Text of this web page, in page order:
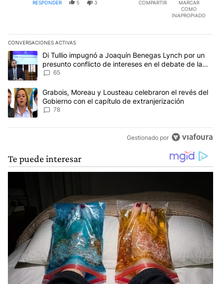
RESPONDER 5 3 COMPARTIR
MARCAR
COMO
INAPROPIADO
CONVERSACIONES ACTIVAS
Este listado muestra los artículos con más comentarios en los
Un artículo de tendencia con el título "Di Tullio impugnó a
Di Tullio impugnó a Joaquín Benegas Lynch por un
presunto conflicto de intereses en el debate de la
Ley de Tierras
65
Un artículo de tendencia con el título "Grabois, Moreau y
Grabois, Moreau y Lousteau celebraron el revés del
Gobierno con el capítulo de extranjerización
78
Gestionado por